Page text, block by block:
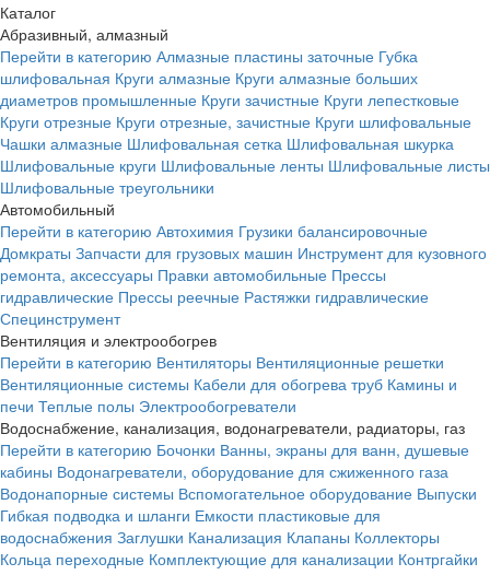
Каталог
Абразивный, алмазный
Перейти в категорию Алмазные пластины заточные Губка
шлифовальная Круги алмазные Круги алмазные больших
диаметров промышленные Круги зачистные Круги лепестковые
Круги отрезные Круги отрезные, зачистные Круги шлифовальные
Чашки алмазные Шлифовальная сетка Шлифовальная шкурка
Шлифовальные круги Шлифовальные ленты Шлифовальные листы
Шлифовальные треугольники
Автомобильный
Перейти в категорию Автохимия Грузики балансировочные
Домкраты Запчасти для грузовых машин Инструмент для кузовного
ремонта, аксессуары Правки автомобильные Прессы
гидравлические Прессы реечные Растяжки гидравлические
Специнструмент
Вентиляция и электрообогрев
Перейти в категорию Вентиляторы Вентиляционные решетки
Вентиляционные системы Кабели для обогрева труб Камины и
печи Теплые полы Электрообогреватели
Водоснабжение, канализация, водонагреватели, радиаторы, газ
Перейти в категорию Бочонки Ванны, экраны для ванн, душевые
кабины Водонагреватели, оборудование для сжиженного газа
Водонапорные системы Вспомогательное оборудование Выпуски
Гибкая подводка и шланги Емкости пластиковые для
водоснабжения Заглушки Канализация Клапаны Коллекторы
Кольца переходные Комплектующие для канализации Контргайки